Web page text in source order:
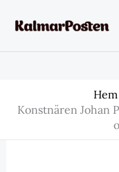
Hem
Konstnären Johan